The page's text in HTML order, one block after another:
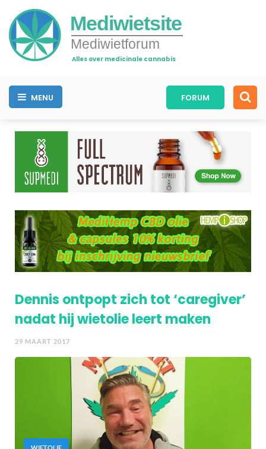
Mediwietsite
Mediwietforum
Alles over medicinale cannabis
MENU FORUM
Dennis ontpopt zich tot ‘caregiver’
nadat hij wietolie leert maken
29 MAART 2017